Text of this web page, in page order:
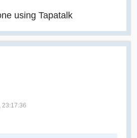
using Tapatalk
23:17:36